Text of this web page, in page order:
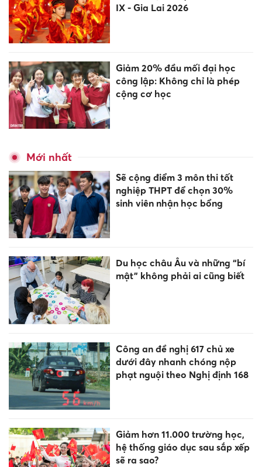
IX - Gia Lai 2026
Giảm 20% đầu mối đại học
công lập: Không chỉ là phép
cộng cơ học
Mới nhất
Sẽ cộng điểm 3 môn thi tốt
nghiệp THPT để chọn 30%
sinh viên nhận học bổng
Du học châu Âu và những “bí
mật” không phải ai cũng biết
Công an đề nghị 617 chủ xe
dưới đây nhanh chóng nộp
phạt nguội theo Nghị định 168
Giảm hơn 11.000 trường học,
hệ thống giáo dục sau sắp xếp
sẽ ra sao?